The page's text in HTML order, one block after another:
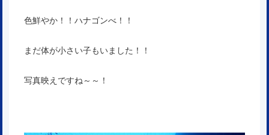
色鮮やか！！ハナゴンべ！！
まだ体が小さい子もいました！！
写真映えですね～～！